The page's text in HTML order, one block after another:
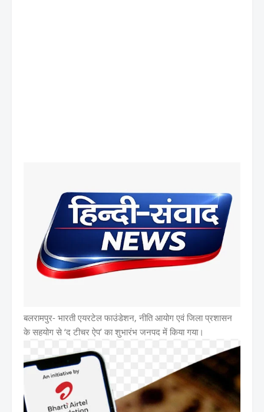
बलरामपुर- भारती एयरटेल फाउंडेशन, नीति आयोग एवं जिला प्रशासन
के सहयोग से ‘द टीचर ऐप’ का शुभारंभ जनपद में किया गया।